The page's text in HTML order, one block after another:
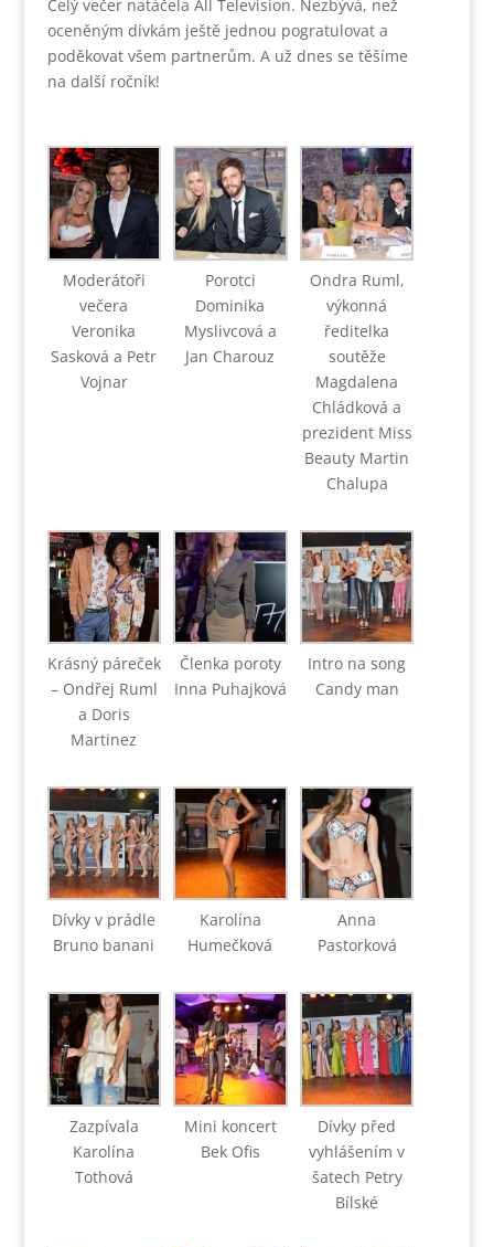
Celý večer natáčela All Television. Nezbývá, než
oceněným dívkám ještě jednou pogratulovat a
poděkovat všem partnerům. A už dnes se těšíme
na další ročník!
Moderátoři
večera
Veronika
Sasková a Petr
Vojnar
Porotci
Dominika
Myslivcová a
Jan Charouz
Ondra Ruml,
výkonná
ředitelka
soutěže
Magdalena
Chládková a
prezident Miss
Beauty Martin
Chalupa
Krásný páreček
– Ondřej Ruml
a Doris
Martinez
Členka poroty
Inna Puhajková
Intro na song
Candy man
Dívky v prádle
Bruno banani
Karolína
Humečková
Anna
Pastorková
Zazpívala
Karolína
Tothová
Mini koncert
Bek Ofis
Dívky před
vyhlášením v
šatech Petry
Bílské